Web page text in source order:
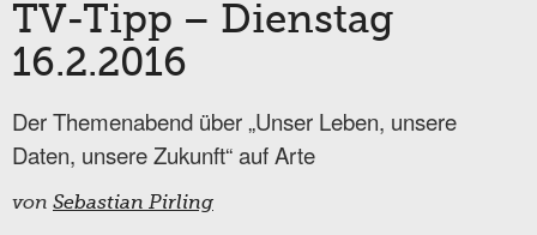
TV-Tipp – Dienstag
16.2.2016
Der Themenabend über „Unser Leben, unsere
Daten, unsere Zukunft“ auf Arte
von Sebastian Pirling